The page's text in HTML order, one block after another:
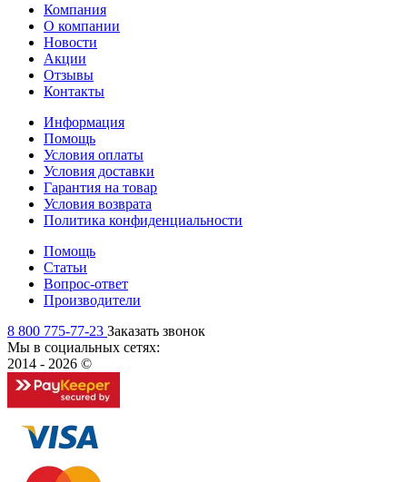
Компания
О компании
Новости
Акции
Отзывы
Контакты
Информация
Помощь
Условия оплаты
Условия доставки
Гарантия на товар
Условия возврата
Политика конфиденциальности
Помощь
Статьи
Вопрос-ответ
Производители
8 800 775-77-23 Заказать звонок
Мы в социальных сетях:
2014 - 2026 ©